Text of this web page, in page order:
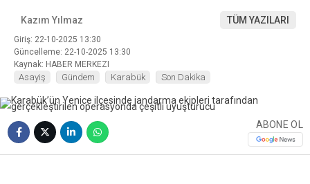
Kazım Yılmaz TÜM YAZILARI
Giriş: 22-10-2025 13:30
Güncelleme: 22-10-2025 13:30
Kaynak: HABER MERKEZI
Asayiş Gündem Karabük Son Dakika
ABONE OL